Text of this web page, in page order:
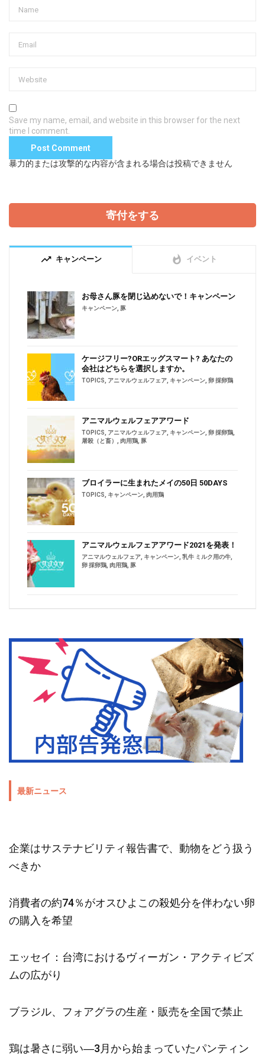
Save my name, email, and website in this browser for the next
time I comment.
暴力的または攻撃的な内容が含まれる場合は投稿できません
寄付をする
trending_up キャンペーン whatshot イベント
お母さん豚を閉じ込めないで！キャンペーン
キャンペーン, 豚
ケージフリー?ORエッグスマート? あなたの
会社はどちらを選択しますか。
TOPICS, アニマルウェルフェア, キャンペーン, 卵 採卵鶏
アニマルウェルフェアアワード
TOPICS, アニマルウェルフェア, キャンペーン, 卵 採卵鶏,
屠殺（と畜） , 肉用鶏, 豚
ブロイラーに生まれたメイの50日 50DAYS
TOPICS, キャンペーン, 肉用鶏
アニマルウェルフェアアワード2021を発表！
アニマルウェルフェア, キャンペーン, 乳牛 ミルク用の牛,
卵 採卵鶏, 肉用鶏, 豚
最新ニュース
企業はサステナビリティ報告書で、動物をどう扱う
べきか
消費者の約74％がオスひよこの殺処分を伴わない卵
の購入を希望
エッセイ：台湾におけるヴィーガン・アクティビズ
ムの広がり
ブラジル、フォアグラの生産・販売を全国で禁止
鶏は暑さに弱い―3月から始まっていたパンティン